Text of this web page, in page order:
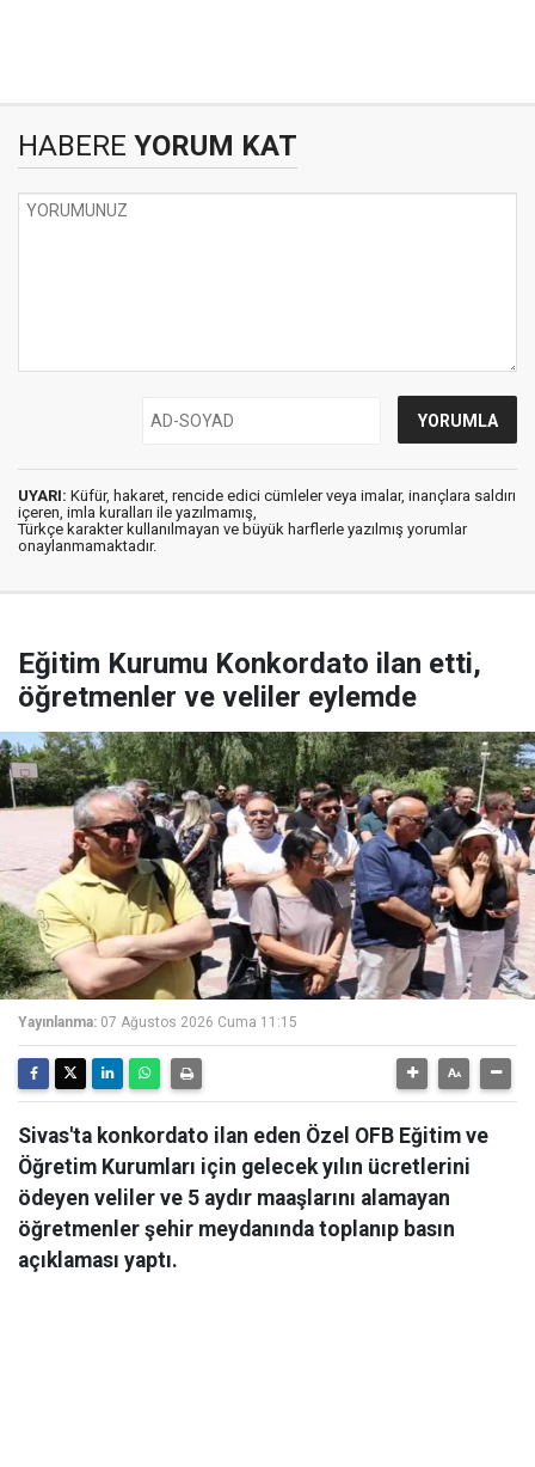
HABERE YORUM KAT
UYARI: Küfür, hakaret, rencide edici cümleler veya imalar, inançlara saldırı
içeren, imla kuralları ile yazılmamış,
Türkçe karakter kullanılmayan ve büyük harflerle yazılmış yorumlar
onaylanmamaktadır.
Eğitim Kurumu Konkordato ilan etti,
öğretmenler ve veliler eylemde
Yayınlanma: 07 Ağustos 2026 Cuma 11:15
Sivas'ta konkordato ilan eden Özel OFB Eğitim ve
Öğretim Kurumları için gelecek yılın ücretlerini
ödeyen veliler ve 5 aydır maaşlarını alamayan
öğretmenler şehir meydanında toplanıp basın
açıklaması yaptı.